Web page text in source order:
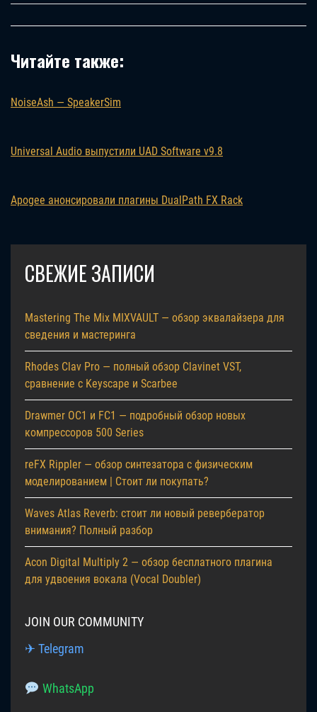
Читайте также:
NoiseAsh — SpeakerSim
Universal Audio выпустили UAD Software v9.8
Apogee анонсировали плагины DualPath FX Rack
СВЕЖИЕ ЗАПИСИ
Mastering The Mix MIXVAULT — обзор эквалайзера для
сведения и мастеринга
Rhodes Clav Pro — полный обзор Clavinet VST,
сравнение с Keyscape и Scarbee
Drawmer OC1 и FC1 — подробный обзор новых
компрессоров 500 Series
reFX Rippler — обзор синтезатора с физическим
моделированием | Стоит ли покупать?
Waves Atlas Reverb: стоит ли новый ревербератор
внимания? Полный разбор
Acon Digital Multiply 2 — обзор бесплатного плагина
для удвоения вокала (Vocal Doubler)
JOIN OUR COMMUNITY
✈ Telegram
WhatsApp